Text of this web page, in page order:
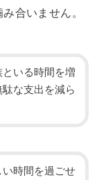
合いません。
いる時間を増
な支出を減ら
時間を過ごせ